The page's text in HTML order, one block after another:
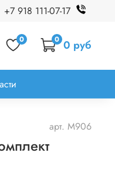
+7 918 111-07-17
0 0 0 руб
арт. M906